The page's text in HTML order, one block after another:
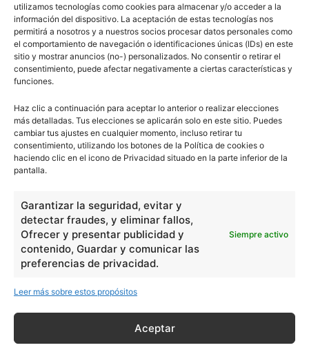
utilizamos tecnologías como cookies para almacenar y/o acceder a la
información del dispositivo. La aceptación de estas tecnologías nos
permitirá a nosotros y a nuestros socios procesar datos personales como
el comportamiento de navegación o identificaciones únicas (IDs) en este
sitio y mostrar anuncios (no-) personalizados. No consentir o retirar el
consentimiento, puede afectar negativamente a ciertas características y
funciones.
Haz clic a continuación para aceptar lo anterior o realizar elecciones
más detalladas. Tus elecciones se aplicarán solo en este sitio. Puedes
cambiar tus ajustes en cualquier momento, incluso retirar tu
consentimiento, utilizando los botones de la Política de cookies o
haciendo clic en el icono de Privacidad situado en la parte inferior de la
pantalla.
Garantizar la seguridad, evitar y
detectar fraudes, y eliminar fallos,
Ofrecer y presentar publicidad y
contenido, Guardar y comunicar las
preferencias de privacidad.
Siempre activo
Leer más sobre estos propósitos
Aceptar
escuelapedia
Nuestros articulos son redactados y publicados bajo
licencia de uso libre. El usuario puede reproducir y hacer
nuestro sitio. Este sitio usa cookies de terceros. Lea más
informaciónaquí.